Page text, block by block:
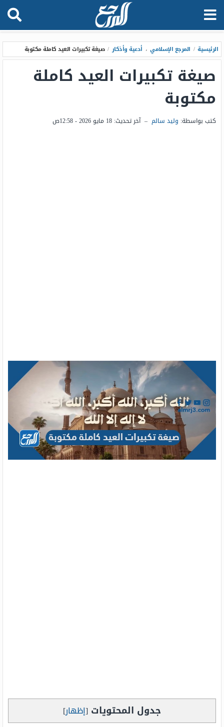
الرئيسية / المرجع الإسلامي ، أدعية وأذكار / صيغة تكبيرات العيد كاملة مكتوبة
صيغة تكبيرات العيد كاملة
مكتوبة
كتب بواسطة: وليد سالم – آخر تحديث: 18 مايو 2026 - 12:58ص
جدول المحتويات [إظهار]